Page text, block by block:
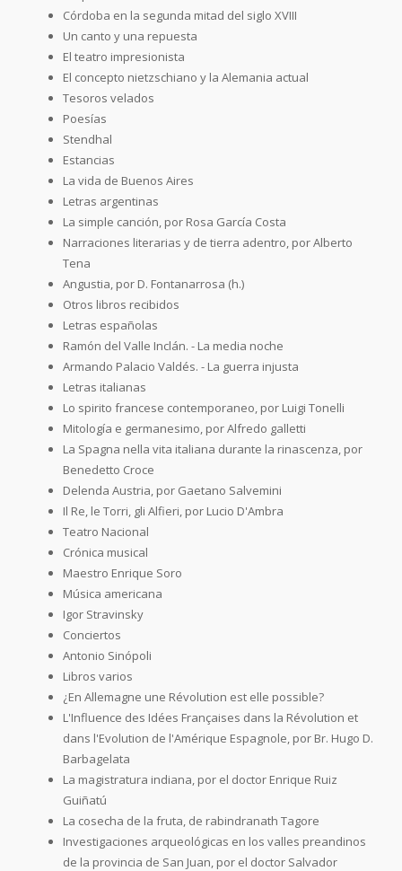
Córdoba en la segunda mitad del siglo XVIII
Un canto y una repuesta
El teatro impresionista
El concepto nietzschiano y la Alemania actual
Tesoros velados
Poesías
Stendhal
Estancias
La vida de Buenos Aires
Letras argentinas
La simple canción, por Rosa García Costa
Narraciones literarias y de tierra adentro, por Alberto
Tena
Angustia, por D. Fontanarrosa (h.)
Otros libros recibidos
Letras españolas
Ramón del Valle Inclán. - La media noche
Armando Palacio Valdés. - La guerra injusta
Letras italianas
Lo spirito francese contemporaneo, por Luigi Tonelli
Mitología e germanesimo, por Alfredo galletti
La Spagna nella vita italiana durante la rinascenza, por
Benedetto Croce
Delenda Austria, por Gaetano Salvemini
Il Re, le Torri, gli Alfieri, por Lucio D'Ambra
Teatro Nacional
Crónica musical
Maestro Enrique Soro
Música americana
Igor Stravinsky
Conciertos
Antonio Sinópoli
Libros varios
¿En Allemagne une Révolution est elle possible?
L'Influence des Idées Françaises dans la Révolution et
dans l'Evolution de l'Amérique Espagnole, por Br. Hugo D.
Barbagelata
La magistratura indiana, por el doctor Enrique Ruiz
Guiñatú
La cosecha de la fruta, de rabindranath Tagore
Investigaciones arqueológicas en los valles preandinos
de la provincia de San Juan, por el doctor Salvador